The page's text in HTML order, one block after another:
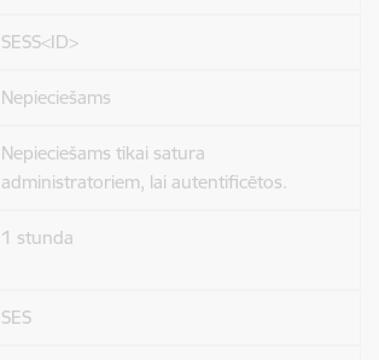
SESS<ID>
Nepieciešams
Nepieciešams tikai satura
administratoriem, lai autentificētos.
1 stunda
SES